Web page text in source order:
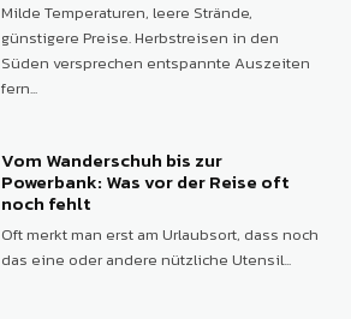
Milde Temperaturen, leere Strände,
günstigere Preise. Herbstreisen in den
Süden versprechen entspannte Auszeiten
fern...
Vom Wanderschuh bis zur
Powerbank: Was vor der Reise oft
noch fehlt
Oft merkt man erst am Urlaubsort, dass noch
das eine oder andere nützliche Utensil...